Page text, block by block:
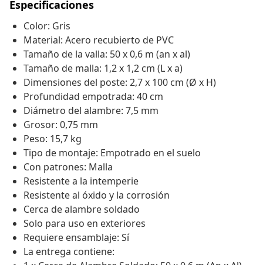
Especificaciones
Color: Gris
Material: Acero recubierto de PVC
Tamaño de la valla: 50 x 0,6 m (an x al)
Tamaño de malla: 1,2 x 1,2 cm (L x a)
Dimensiones del poste: 2,7 x 100 cm (Ø x H)
Profundidad empotrada: 40 cm
Diámetro del alambre: 7,5 mm
Grosor: 0,75 mm
Peso: 15,7 kg
Tipo de montaje: Empotrado en el suelo
Con patrones: Malla
Resistente a la intemperie
Resistente al óxido y la corrosión
Cerca de alambre soldado
Solo para uso en exteriores
Requiere ensamblaje: Sí
La entrega contiene: